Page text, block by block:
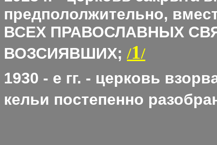
предпололжительно,
ВСЕХ ПРАВОСЛАВНЫХ
ВОЗСИЯВШИХ; /1/
1930 - е гг. - церковь
кельи постепенно